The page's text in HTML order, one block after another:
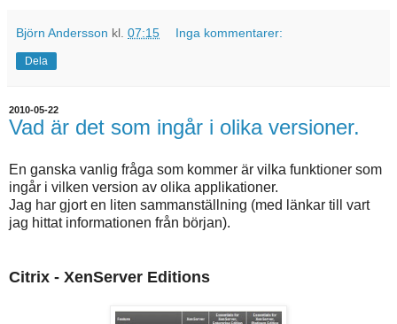
Björn Andersson kl. 07:15 Inga kommentarer:
Dela
2010-05-22
Vad är det som ingår i olika versioner.
En ganska vanlig fråga som kommer är vilka funktioner som
ingår i vilken version av olika applikationer.
Jag har gjort en liten sammanställning (med länkar till vart
jag hittat informationen från början).
Citrix - XenServer Editions